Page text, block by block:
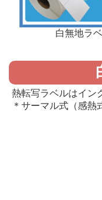
白無地ラ
熱転写ラベルはイン
＊サーマル式（感